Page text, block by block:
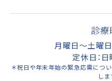
診療
月曜日〜土曜
定休日：日
＊祝日や年末年始の緊急応需につ
しま